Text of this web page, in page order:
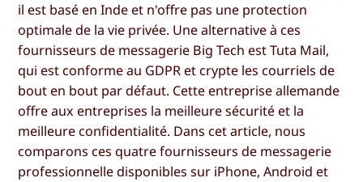
il est basé en Inde et n'offre pas une protection
optimale de la vie privée. Une alternative à ces
fournisseurs de messagerie Big Tech est Tuta Mail,
qui est conforme au GDPR et crypte les courriels de
bout en bout par défaut. Cette entreprise allemande
offre aux entreprises la meilleure sécurité et la
meilleure confidentialité. Dans cet article, nous
comparons ces quatre fournisseurs de messagerie
professionnelle disponibles sur iPhone, Android et